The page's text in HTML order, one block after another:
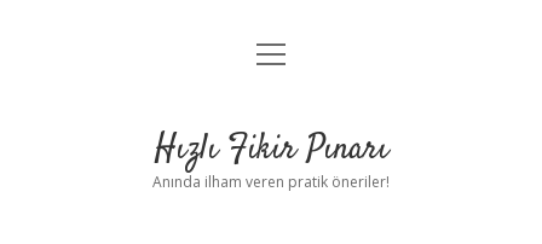
Anasayfa
Yasal Uyarı
menüyü
Hızlı Fikir Pınarı
Anında ilham veren pratik öneriler!